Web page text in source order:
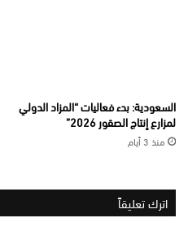
السعودية: بدء فعاليات “المزاد الدولي
لمزارع إنتاج الصقور 2026”
منذ 3 أيام
اترك تعليقاً